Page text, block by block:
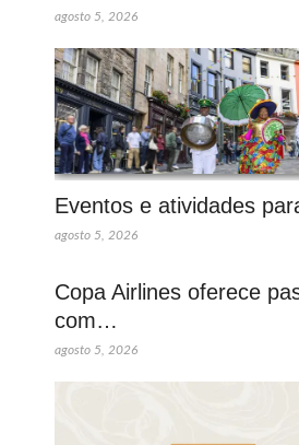
agosto 5, 2026
Eventos e atividades
agosto 5, 2026
Copa Airlines oferece
com…
agosto 5, 2026